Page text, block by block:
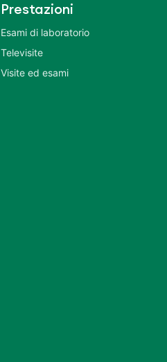
Prestazioni
Esami di laboratorio
Televisite
Visite ed esami